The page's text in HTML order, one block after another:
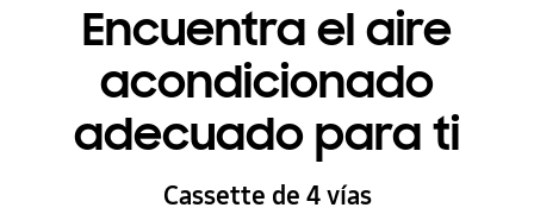
Encuentra el aire
acondicionado
adecuado para ti
Cassette de 4 vías